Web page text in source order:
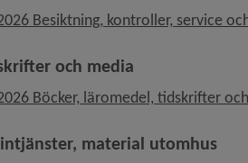
Besiktning, kontroller, service
och media
Böcker, läromedel, tidskrifter
material utomhus